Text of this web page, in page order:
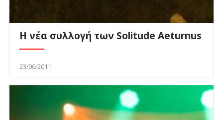
Η νέα συλλογή των Solitude Aeturnus
23/06/2011